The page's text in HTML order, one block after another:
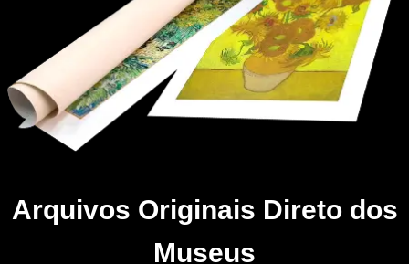
Arquivos Originais Direto dos
Museus